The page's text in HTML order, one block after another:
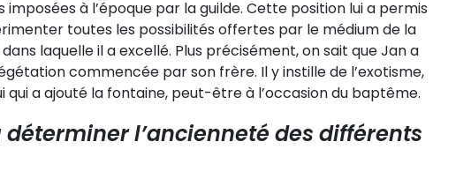
à l’époque par la guilde. Cette position lui a permis
toutes les possibilités offertes par le médium de la
laquelle il a excellé. Plus précisément, on sait que Jan a
commencée par son frère. Il y instille de l’exotisme,
qui a ajouté la fontaine, peut-être à l’occasion du baptême.
l’ancienneté des différents